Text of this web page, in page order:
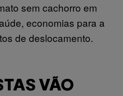
sem cachorro em
economias para a
de deslocamento.
VÃO